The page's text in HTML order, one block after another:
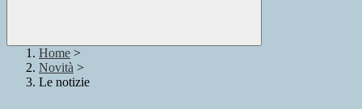
Home >
Novità >
Le notizie